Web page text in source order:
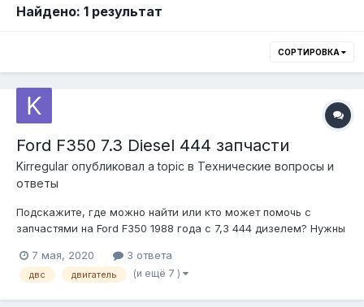
Найдено: 1 результат
СОРТИРОВКА
Ford F350 7.3 Diesel 444 запчасти
Kirregular опубликовал a topic в Технические вопросы и
ответы
Подскажите, где можно найти или кто может помочь с
запчастями на Ford F350 1988 года с 7,3 444 дизелем? Нужны
7 мая, 2020
3 ответа
двс двигатель (и ещё 7 )